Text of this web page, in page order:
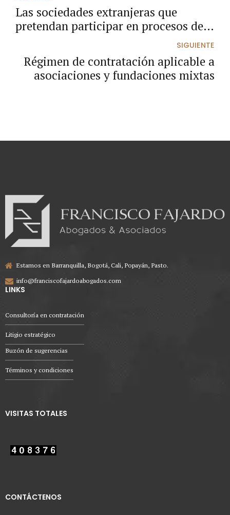
Las sociedades extranjeras que
pretendan participar en procesos de
suministrar sus estados financieros
de conformidad de acuerdo a las
leyes colombianas
SIGUIENTE
Régimen de contratación aplicable a
asociaciones y fundaciones mixtas
Estamos en Barranquilla, Bogotá, Cali, Popayán, Pasto.
info@franciscofajardoabogados.com
LINKS
Consultoría en contratación
Litigio estratégico
Buzón de sugerencias
Términos y condiciones
VISITAS TOTALES
CONTÁCTENOS